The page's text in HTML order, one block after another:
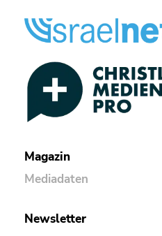
Magazin
Mediadaten
Newsletter